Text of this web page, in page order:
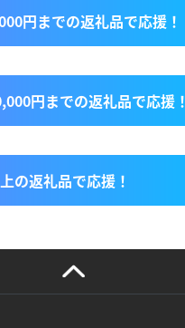
円までの返礼品で応援！
円までの返礼品で応援！
の返礼品で応援！